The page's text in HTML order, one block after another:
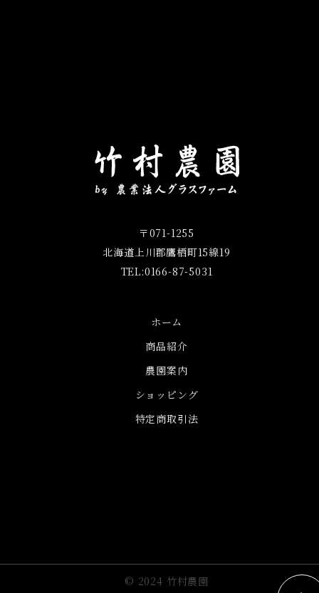
〒071-1255
北海道上川郡鷹栖町15線19
TEL:0166-87-5031
ホーム
商品紹介
農園案内
ショッピング
特定商取引法
© 2024 竹村農園